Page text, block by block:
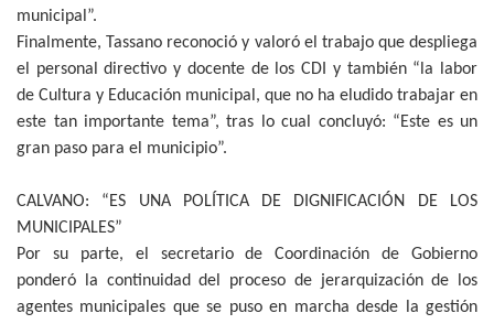
municipal”.
Finalmente, Tassano reconoció y valoró el trabajo que despliega
el personal directivo y docente de los CDI y también “la labor
de Cultura y Educación municipal, que no ha eludido trabajar en
este tan importante tema”, tras lo cual concluyó: “Este es un
gran paso para el municipio”.
CALVANO: “ES UNA POLÍTICA DE DIGNIFICACIÓN DE LOS
MUNICIPALES”
Por su parte, el secretario de Coordinación de Gobierno
ponderó la continuidad del proceso de jerarquización de los
agentes municipales que se puso en marcha desde la gestión